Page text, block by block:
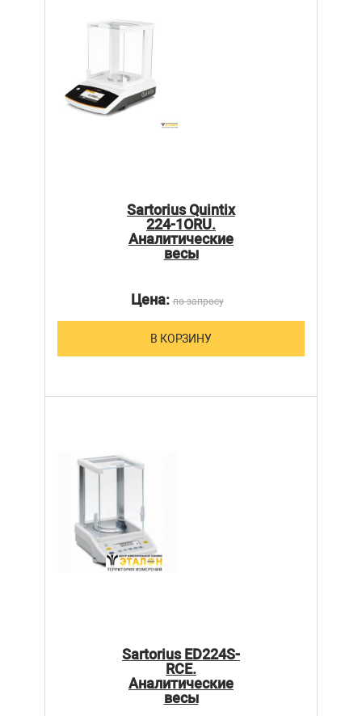
Sartorius Quintix
224-1ORU.
Аналитические
весы
Цена:по запросу
В КОРЗИНУ
Sartorius ED224S-
RCE.
Аналитические
весы